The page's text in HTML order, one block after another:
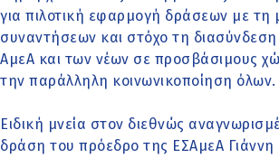
για πιλοτική εφαρμογή δράσεων με τη
συναντήσεων και στόχο τη
ΑμεΑ και των νέων σε προσβάσιμους
την παράλληλη κοινωνικοποίηση όλων.
Ειδική μνεία στον διεθνώς
δράση του πρόεδρο της ΕΣΑμεΑ Γιάννη